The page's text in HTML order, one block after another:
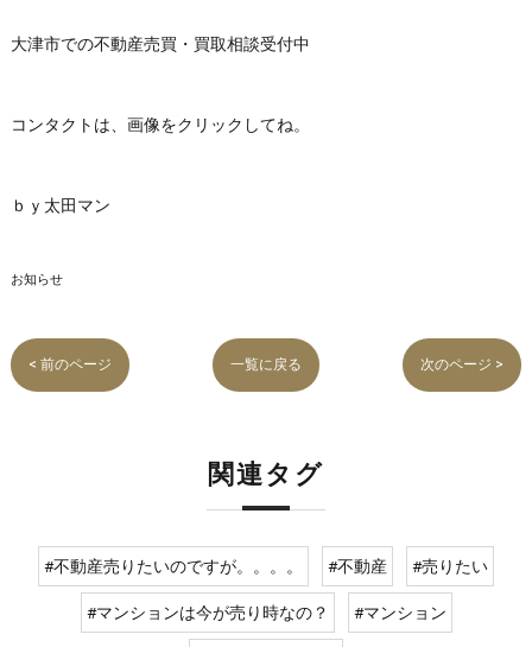
大津市での不動産売買・買取相談受付中
コンタクトは、画像をクリックしてね。
ｂｙ太田マン
お知らせ
< 前のページ 一覧に戻る 次のページ >
関連タグ
#不動産売りたいのですが。。。。 #不動産 #売りたい
#マンションは今が売り時なの？ #マンション